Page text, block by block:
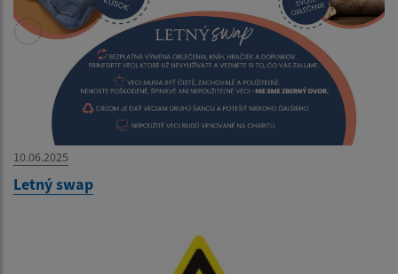
10.06.2025
Letný swap